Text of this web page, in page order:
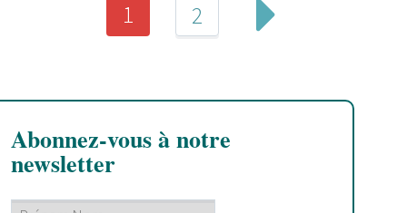
1 2
Abonnez-vous à notre
newsletter